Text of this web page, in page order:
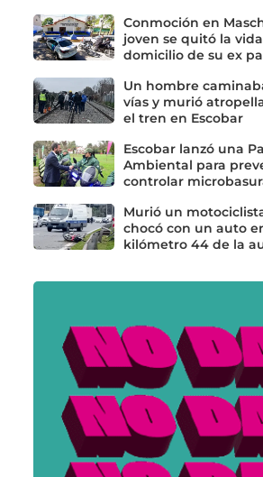
Conmoción en
joven se quitó la
domicilio de su ex
Un hombre
vías y murió
el tren en Escobar
Escobar lanzó una
Ambiental para
controlar
Murió un
chocó con un auto
kilómetro 44 de la